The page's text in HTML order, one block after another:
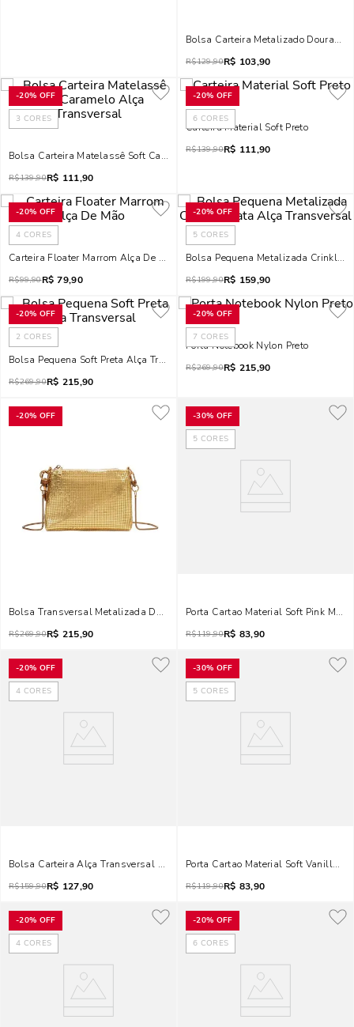
Bolsa Carteira Metalizado Dourada
R$129,90R$ 103,90
-20% OFF
3 CORES
Bolsa Carteira Matelassê Soft Caramelo Alça Transversal
R$139,90R$ 111,90
-20% OFF
6 CORES
Carteira Material Soft Preto
R$139,90R$ 111,90
-20% OFF
4 CORES
Carteira Floater Marrom Alça De Mão
R$99,90R$ 79,90
-20% OFF
5 CORES
Bolsa Pequena Metalizada Crinkle
R$199,90R$ 159,90
-20% OFF
2 CORES
Bolsa Pequena Soft Preta Alça Transversal
R$269,90R$ 215,90
-20% OFF
7 CORES
Porta Notebook Nylon Preto
R$269,90R$ 215,90
-20% OFF
Bolsa Transversal Metalizada Dourada
R$269,90R$ 215,90
-30% OFF
5 CORES
Porta Cartao Material Soft Pink
R$119,90R$ 83,90
-20% OFF
4 CORES
Bolsa Carteira Alça Transversal Soft Preto
R$159,90R$ 127,90
-30% OFF
5 CORES
Porta Cartao Material Soft Vanilla 2
R$119,90R$ 83,90
-20% OFF
4 CORES
-20% OFF
6 CORES